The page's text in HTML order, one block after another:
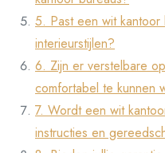
5. Past een wit
interieurstijlen?
6. Zijn er verstelbare
comfortabel te kunnen
7. Wordt een wit
instructies en